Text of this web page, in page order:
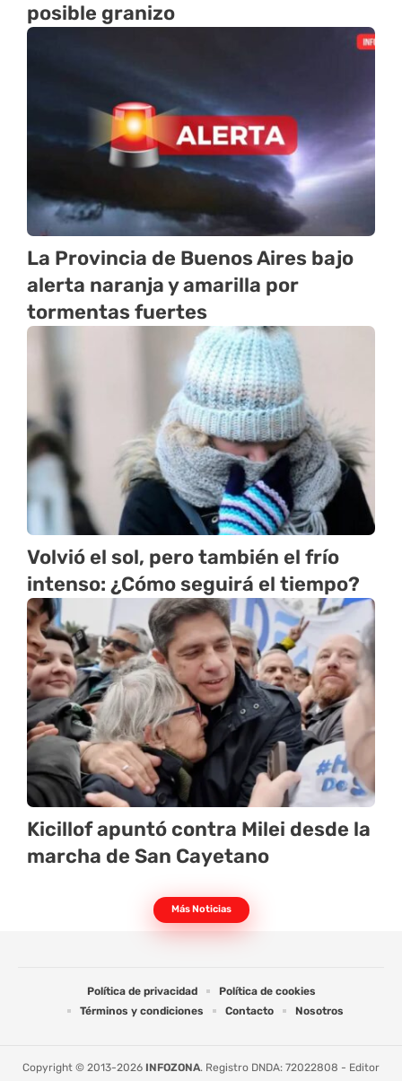
posible granizo
La Provincia de Buenos Aires bajo
alerta naranja y amarilla por
tormentas fuertes
Volvió el sol, pero también el frío
intenso: ¿Cómo seguirá el tiempo?
Kicillof apuntó contra Milei desde la
marcha de San Cayetano
Más Noticias
Política de privacidad
Política de cookies
Términos y condiciones
Contacto Nosotros
Copyright © 2013-2026 INFOZONA. Registro DNDA: 72022808 - Editor